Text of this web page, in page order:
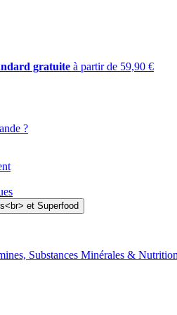
gratuite à partir de 59,90 €
?
Substances Minérales &